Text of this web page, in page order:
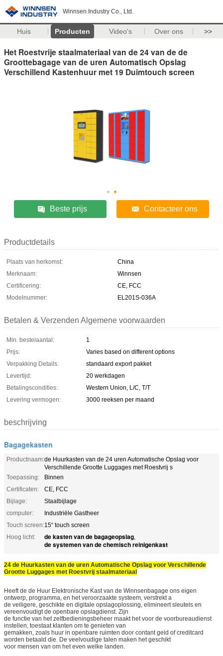
Winnsen Industry Co., Ltd.
Huis Producten Video's Over ons >>
Het Roestvrije staalmateriaal van de 24 van de de
Groottebagage van de uren Automatisch Opslag
Verschillend Kastenhuur met 19 Duimtouch screen
Beste prijs Contacteer ons
Productdetails
Plaats van herkomst:
China
Merknaam:
Winnsen
Certificering:
CE, FCC
Modelnummer:
EL201S-036A
Betalen & Verzenden Algemene voorwaarden
Min. bestelaantal:
1
Prijs:
Varies based on different options
Verpakking Details:
standaard export pakket
Levertijd:
20 werkdagen
Betalingscondities:
Western Union, L/C, T/T
Levering vermogen:
3000 reeksen per maand
beschrijving
Bagagekasten
Productnaam:de Huurkasten van de 24 uren Automatische Opslag voor
Verschillende Grootte Luggages met Roestvrij s
Toepassing:
Binnen
Certificaten:
CE, FCC
Bijlage:
Staalbijlage
computer:
Industriële Gastheer
Touch screen:15“ touch screen
Hoog licht:
de kasten van de bagageopslag,
de systemen van de chemisch reinigenkast
24 de Huurkasten van de uren Automatische Opslag voor Verschillende
Grootte Luggages met Roestvrij staalmateriaal
Heeft de de Huur Elektronische Kast van de Winnsenbagage ons eigen
ontwerp, programma, en het veroorzaakte systeem, verstrekt a
de veiligere, geschikte en digitale opslagoplossing, elimineert sleutels en
vereenvoudigt de openbare opslagdienst. Zijn
de functie van het zelfbedieningsbeheer maakt het voor de voorbureaudienst
instellen, toestaat klanten om te genieten van
gemakken, zoals huur in openbare ruimten door contant geld of creditcard
worden betaald die. De veelvoudige talen maken het geschikt
voor mensen van om het even welke landen.